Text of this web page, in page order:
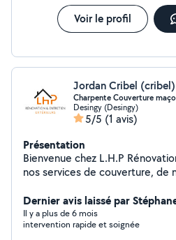
Voir le profil
Jordan Cribel (cribel)
Charpente Couverture
Desingy (Desingy)
5/5 (1 avis)
Présentation
Bienvenue chez L.H.P Rénovations . Nous
nos services de couverture, de
maçonnerie ou votre
équipe expérimentée est là
besoins . Contactez-nous dès aujourd'hui pour des
Dernier avis laissé par
Il y a plus de 6 mois
intervention rapide et soignée